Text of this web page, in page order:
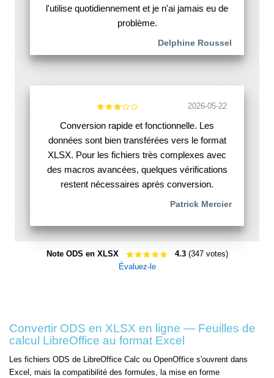
l'utilise quotidiennement et je n'ai jamais eu de
problème.
Delphine Roussel
2026-05-22
Conversion rapide et fonctionnelle. Les
données sont bien transférées vers le format
XLSX. Pour les fichiers très complexes avec
des macros avancées, quelques vérifications
restent nécessaires après conversion.
Patrick Mercier
Note ODS en XLSX 4.3(347 votes)
Évaluez-le
Convertir ODS en XLSX en ligne — Feuilles de
calcul LibreOffice au format Excel
Les fichiers ODS de LibreOffice Calc ou OpenOffice s'ouvrent dans
Excel, mais la compatibilité des formules, la mise en forme